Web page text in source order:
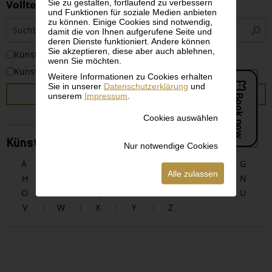
und Funktionen für soziale Medien anbieten
zu können. Einige Cookies sind notwendig,
damit die von Ihnen aufgerufene Seite und
deren Dienste funktioniert. Andere können
Sie akzeptieren, diese aber auch ablehnen,
wenn Sie möchten.
Weitere Informationen zu Cookies erhalten
Sie in unserer Datenschutzerklärung und
unserem Impressum
Cookies auswählen
Nur notwendige Cookies
Alle zulassen
Volltextsuche
KünstlerInnen
Kunstwerke
SUCHEN
KünstlerInnen alphabetisch
A E F
G
H
L M
N
O
U
V
W X Y Z